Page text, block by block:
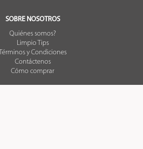
SOBRE NOSOTROS
Quiénes somos?
Limpio Tips
Términos y Condiciones
Contáctenos
Cómo comprar